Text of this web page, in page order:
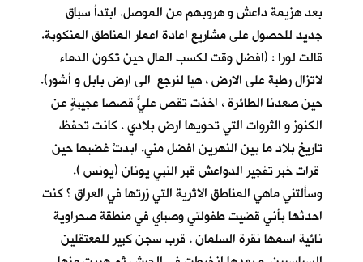
بعد هزيمة داعش و هروبهم من الموصل. ابتدأ سباق
جديد للحصول على مشاريع اعادة اعمار المناطق المنكوبة.
قالت لورا : (افضل وقت لكسب المال حين تكون الدماء
لاتزال رطبة على الارض ، هيا لنرجع الى ارض بابل و أشور).
حين صعدنا الطائرة ، اخذت تقص عليّ قصصاً عجيبةٍ عن
الكنوز و الثروات التي تحويها ارض بلادي . كانت تحفظ
تاريخ بلاد ما بين النهرين افضل مني. ابدتْ غضبها حين
قرات خبر تفجير الدواعش قبر النبي يونان (يونس ).
وسألتني ماهي المناطق الاثرية التي زرتها في العراق ؟ كنت
احدثها بأني قضيت طفولتي وصباي في منطقة صحراوية
نائية اسمها نقرة السلمان ، قرب سجن كبير للمعتقلين